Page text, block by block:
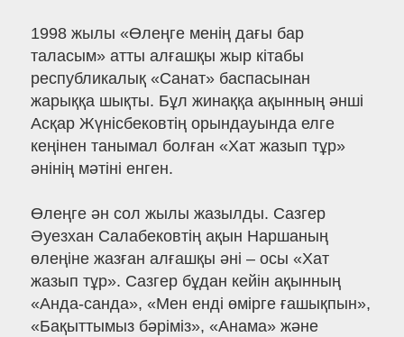
1998 жылы «Өлеңге менің дағы бар
таласым» атты алғашқы жыр кітабы
республикалық «Санат» баспасынан
жарыққа шықты. Бұл жинаққа ақынның әнші
Асқар Жүнісбековтің орындауында елге
кеңінен танымал болған «Хат жазып тұр»
әнінің мәтіні енген.
Өлеңге ән сол жылы жазылды. Сазгер
Әуезхан Салабековтің ақын Наршаның
өлеңіне жазған алғашқы әні – осы «Хат
жазып тұр». Сазгер бұдан кейін ақынның
«Анда-санда», «Мен енді өмірге ғашықпын»,
«Бақыттымыз бәріміз», «Анама» және